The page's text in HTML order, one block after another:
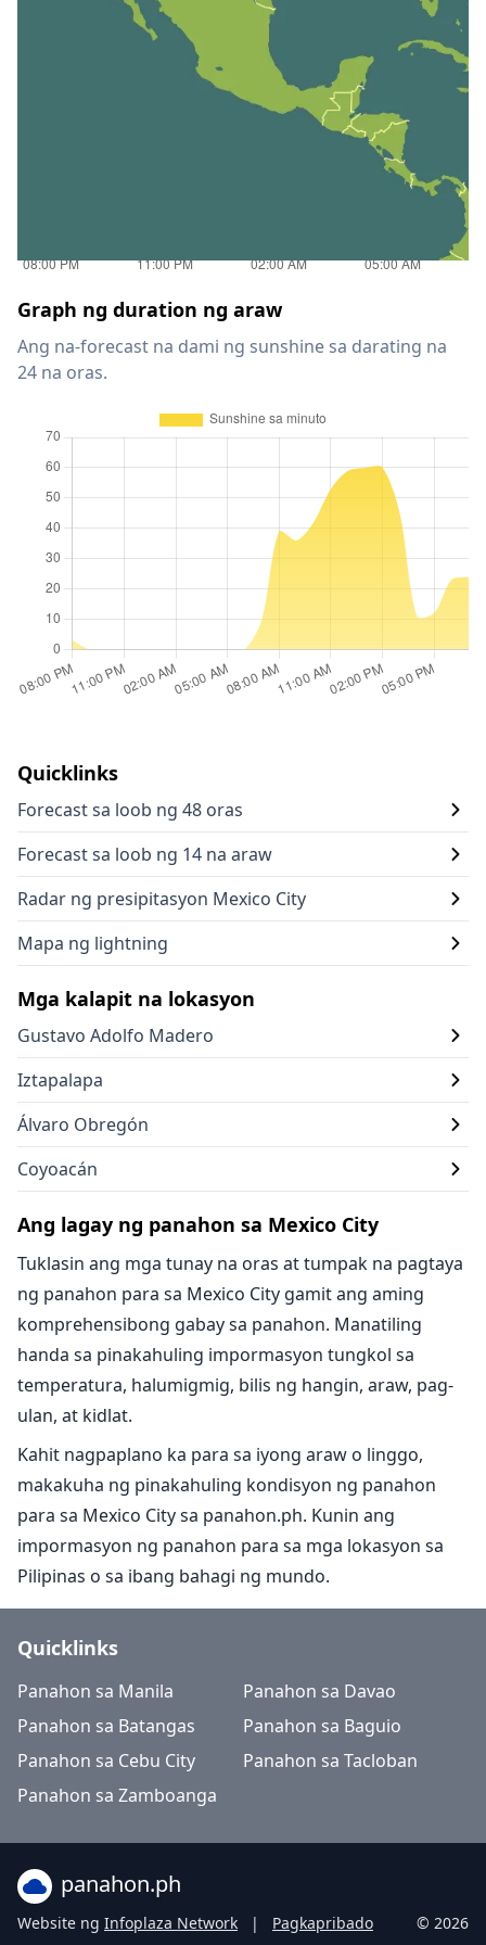
Graph ng duration ng araw
Ang na-forecast na dami ng sunshine sa darating na
24 na oras.
Quicklinks
Forecast sa loob ng 48 oras
Forecast sa loob ng 14 na araw
Radar ng presipitasyon Mexico City
Mapa ng lightning
Mga kalapit na lokasyon
Gustavo Adolfo Madero
Iztapalapa
Álvaro Obregón
Coyoacán
Ang lagay ng panahon sa Mexico City
Tuklasin ang mga tunay na oras at tumpak na pagtaya
ng panahon para sa Mexico City gamit ang aming
komprehensibong gabay sa panahon. Manatiling
handa sa pinakahuling impormasyon tungkol sa
temperatura, halumigmig, bilis ng hangin, araw, pag-
ulan, at kidlat.
Kahit nagpaplano ka para sa iyong araw o linggo,
makakuha ng pinakahuling kondisyon ng panahon
para sa Mexico City sa panahon.ph. Kunin ang
impormasyon ng panahon para sa mga lokasyon sa
Pilipinas o sa ibang bahagi ng mundo.
Quicklinks
Panahon sa Manila
Panahon sa Davao
Panahon sa Batangas
Panahon sa Baguio
Panahon sa Cebu City
Panahon sa Tacloban
Panahon sa Zamboanga
panahon.ph
Website ng Infoplaza Network | Pagkapribado © 2026